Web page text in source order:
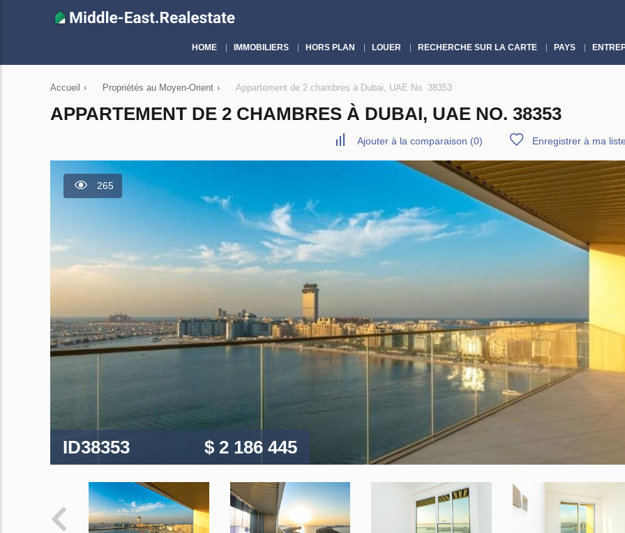
HOME IMMOBILIERS HORS PLAN LOUER RECHERCHE SUR LA CARTE PAYS
Accueil › Propriétés au Moyen-Orient › Appartement de 2 chambres à Dubai, UAE No. 38353
APPARTEMENT DE 2 CHAMBRES À DUBAI, UAE NO. 38353
Ajouter à la comparaison (0) Enregistrer à ma
265
ID38353 $ 2 186 445